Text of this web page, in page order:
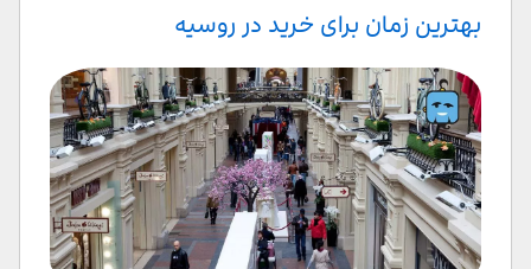
بهترین زمان برای خرید در روسیه